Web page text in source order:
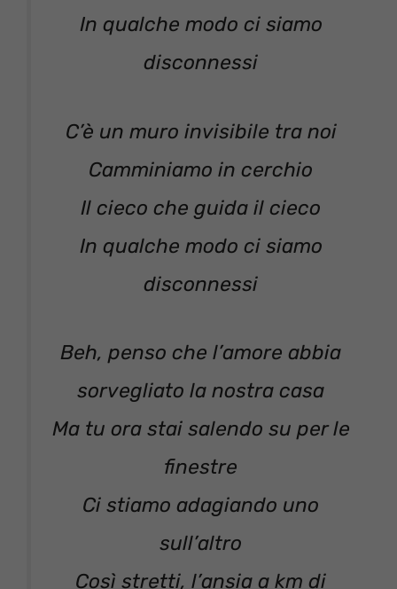
In qualche modo ci siamo
disconnessi
C’è un muro invisibile tra noi
Camminiamo in cerchio
Il cieco che guida il cieco
In qualche modo ci siamo
disconnessi
Beh, penso che l’amore abbia
sorvegliato la nostra casa
Ma tu ora stai salendo su per le
finestre
Ci stiamo adagiando uno
sull’altro
Così stretti, l’ansia a km di